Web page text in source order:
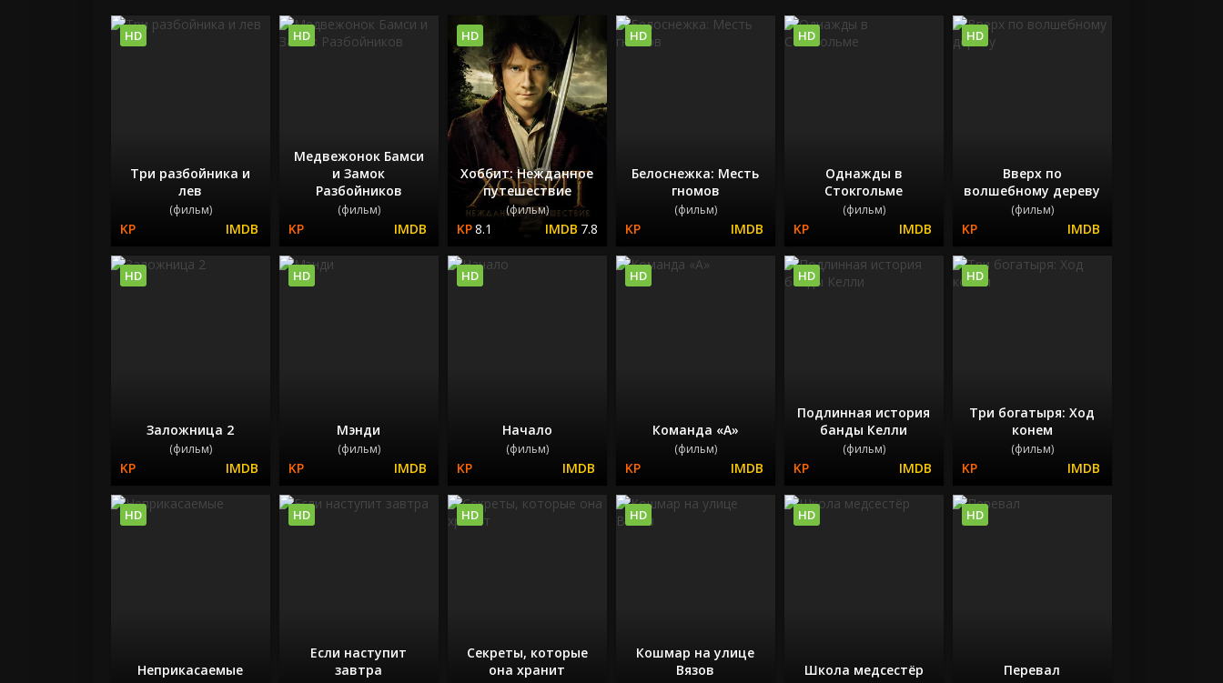
Три разбойника и
лев
(фильм)
HD
Медвежонок Бамси
и Замок
Разбойников
(фильм)
HD
Хоббит: Нежданное
путешествие
(фильм)
8.1 7.8
HD
Белоснежка: Месть
гномов
(фильм)
HD
Однажды в
Стокгольме
(фильм)
HD
Вверх по
волшебному дереву
(фильм)
HD
Заложница 2
(фильм)
HD
Мэнди
(фильм)
HD
Начало
(фильм)
HD
Команда «А»
(фильм)
HD
Подлинная история
банды Келли
(фильм)
HD
Три богатыря: Ход
конем
(фильм)
HD
Неприкасаемые
HD
Если наступит
завтра
HD
Секреты, которые
она хранит
HD
Кошмар на улице
Вязов
HD
Школа медсестёр
HD
Перевал
HD